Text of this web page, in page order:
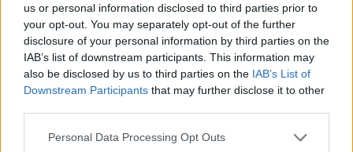
us or personal information disclosed to third parties prior to
your opt-out. You may separately opt-out of the further
disclosure of your personal information by third parties on the
IAB’s list of downstream participants. This information may
also be disclosed by us to third parties on the IAB’s List of
Downstream Participants that may further disclose it to other
Personal Data Processing Opt Outs
rajzolódnak ki. A szezonálisan gyenge év vége a
foglaltság szekvenciális csökkenése mellett
meglepetésre az átlagár folytatódó emelkedését
hozta a hazai szállodák esetében.
mely mindkét szinten elmarad az alacsony számú elemzői